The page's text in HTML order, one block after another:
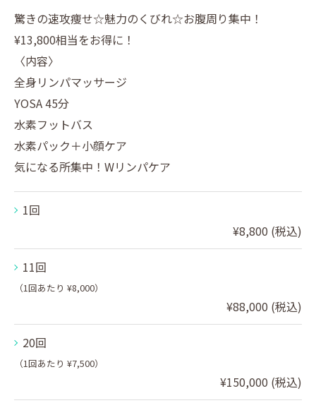
驚きの速攻痩せ☆魅力のくびれ☆お腹周り集中！
¥13,800相当をお得に！
〈内容〉
全身リンパマッサージ
YOSA 45分
水素フットバス
水素パック＋小顔ケア
気になる所集中！Wリンパケア
1回
¥8,800 (税込)
11回
（1回あたり ¥8,000）
¥88,000 (税込)
20回
（1回あたり ¥7,500）
¥150,000 (税込)